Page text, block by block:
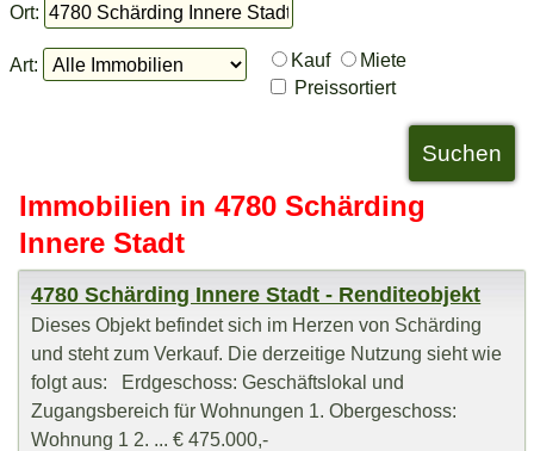
Ort:
Art: Kauf
Miete
Preissortiert
Immobilien in 4780 Schärding
Innere Stadt
4780 Schärding Innere Stadt - Renditeobjekt
Dieses Objekt befindet sich im Herzen von Schärding
und steht zum Verkauf. Die derzeitige Nutzung sieht wie
folgt aus: Erdgeschoss: Geschäftslokal und
Zugangsbereich für Wohnungen 1. Obergeschoss:
Wohnung 1 2. ... € 475.000,-